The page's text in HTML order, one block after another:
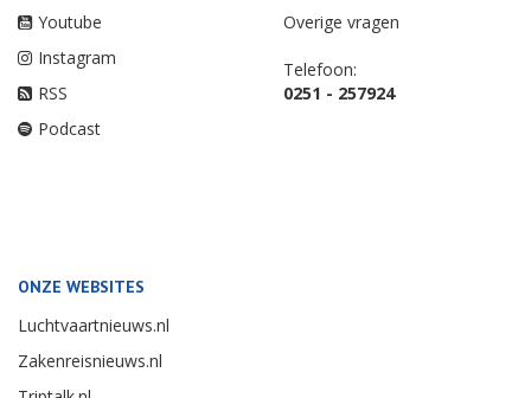
Youtube
Instagram
RSS
Podcast
Overige vragen
Telefoon:
0251 - 257924
ONZE WEBSITES
Luchtvaartnieuws.nl
Zakenreisnieuws.nl